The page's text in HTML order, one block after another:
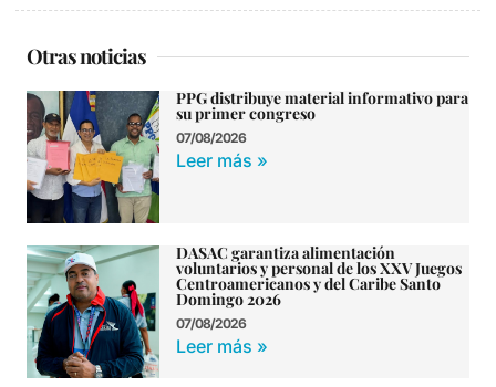
Otras noticias
PPG distribuye material informativo para
su primer congreso
07/08/2026
Leer más »
DASAC garantiza alimentación
voluntarios y personal de los XXV Juegos
Centroamericanos y del Caribe Santo
Domingo 2026
07/08/2026
Leer más »